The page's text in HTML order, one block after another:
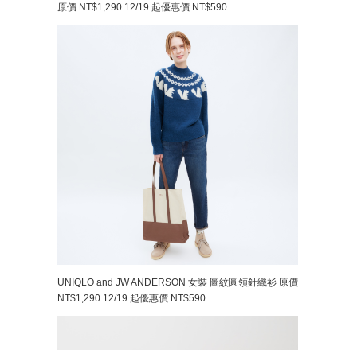
原價 NT$1,290 12/19 起優惠價 NT$590
UNIQLO and JW ANDERSON 女裝 圖紋圓領針織衫 原價
NT$1,290 12/19 起優惠價 NT$590